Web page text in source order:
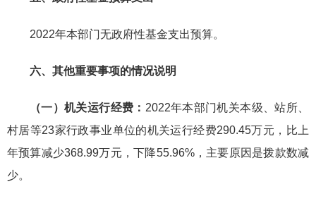
2022年本部门无政府性基金支出预算。
六、其他重要事项的情况说明
（一）机关运行经费： 2022年本部门机关本级、站所、
村居等23家行政事业单位的机关运行经费290.45万元，比上
年预算减少368.99万元，下降55.96%，主要原因是拨款数减
少。